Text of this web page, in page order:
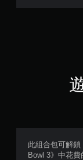
此組合包可解
Bowl 3》中花